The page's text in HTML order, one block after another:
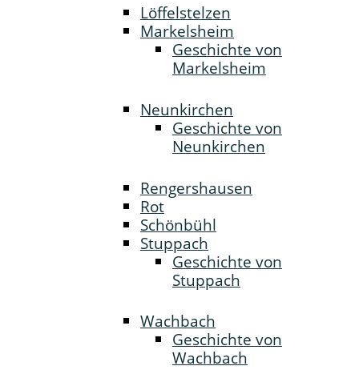
Löffelstelzen
Markelsheim
Geschichte von
Markelsheim
Neunkirchen
Geschichte von
Neunkirchen
Rengershausen
Rot
Schönbühl
Stuppach
Geschichte von
Stuppach
Wachbach
Geschichte von
Wachbach